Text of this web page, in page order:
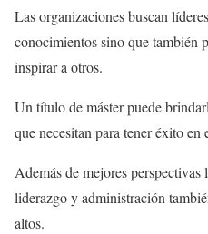
Las organizaciones buscan
conocimientos sino que también
inspirar a otros.
Un título de máster puede
que necesitan para tener éxito en
Además de mejores perspectivas
liderazgo y administración
altos.